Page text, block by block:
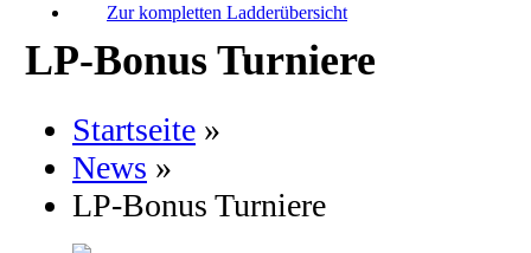
Zur kompletten Ladderübersicht
LP-Bonus Turniere
Startseite »
News »
LP-Bonus Turniere